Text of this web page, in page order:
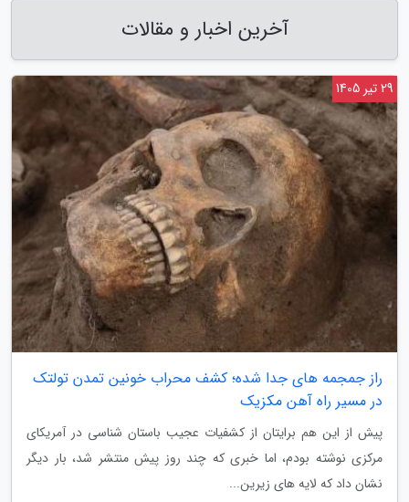
آخرین اخبار و مقالات
راز جمجمه های جدا شده؛ کشف محراب خونین تمدن تولتک
در مسیر راه آهن مکزیک
پیش از این هم برایتان از کشفیات عجیب باستان شناسی در آمریکای
مرکزی نوشته بودم، اما خبری که چند روز پیش منتشر شد، بار دیگر
نشان داد که لایه های زیرین...
29 تیر 1405